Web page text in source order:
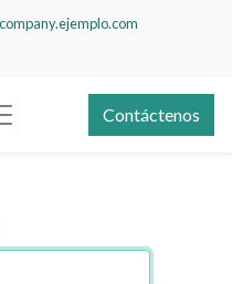
Contáctenos